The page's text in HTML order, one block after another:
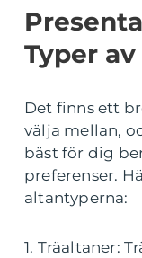
Typer
Det finns ett
välja mellan,
bäst för dig
preferenser.
altantyperna:
1. Träaltaner: